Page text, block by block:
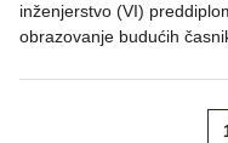
inženjerstvo (VI)
obrazovanje budućih